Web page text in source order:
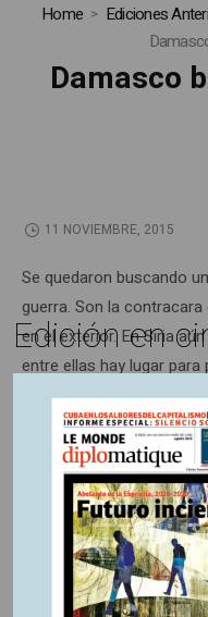
Home Ediciones
Damasco
11 NOVIEMBRE, 2015
Se quedaron buscando
guerra. Son la
en el exterior. En Siria
entre ellas hay lugar
diversas.
Edición en